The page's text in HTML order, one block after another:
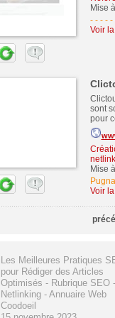
Mise
- - - - -
Voir
sont
pour
Mise
Voir
Les Meilleures Pratiques
pour Rédiger des Articles
Optimisés - Rubrique SEO -
Netlinking - Annuaire Web
Coodoeil